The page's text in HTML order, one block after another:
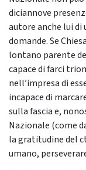
diciannove
autore anche lui di
domande. Se
lontano parente
capace di farci
nell’impresa di
incapace di
sulla fascia e,
Nazionale (come
la gratitudine del
umano,